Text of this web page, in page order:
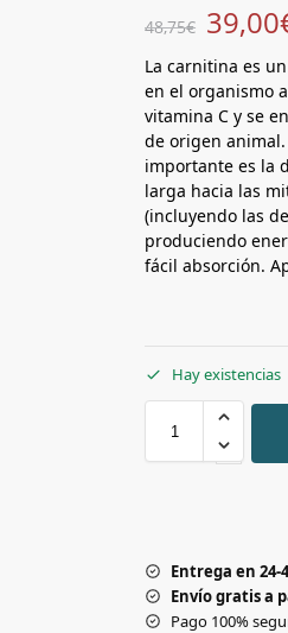
48,75€ 39,00
La carnitina es
en el organismo
vitamina C y se
de origen
importante es la
larga hacia las
(incluyendo las
produciendo
fácil absorción.
Hay existencias
+
-
Entrega en 24-
Envío gratis a
Pago 100%